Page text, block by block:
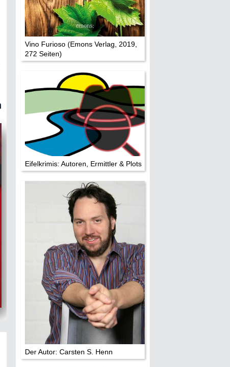
Drehorte & Tatorte
Eifelkrimi: Keine
Gutenachtgeschichte
Die Autoren
TV & Kino
Die Stars:
Wer hat wo gedreht?
Mediathek
Datenschutz
Vino Furioso (Emons Verlag, 2019,
272 Seiten)
Eifelkrimis: Autoren, Ermittler & Plots
Der Autor: Carsten S. Henn